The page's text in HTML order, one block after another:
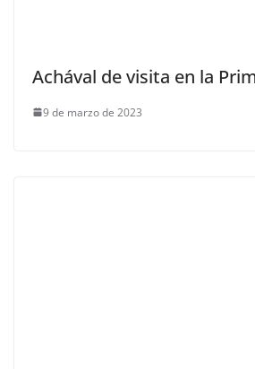
Achával de visita en la
9 de marzo de 2023